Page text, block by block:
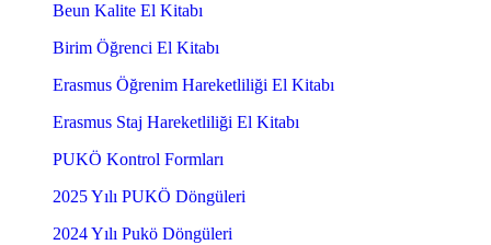
Beun Kalite El Kitabı
Birim Öğrenci El Kitabı
Erasmus Öğrenim Hareketliliği El Kitabı
Erasmus Staj Hareketliliği El Kitabı
PUKÖ Kontrol Formları
2025 Yılı PUKÖ Döngüleri
2024 Yılı Pukö Döngüleri